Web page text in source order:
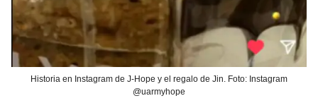
Historia en Instagram de J-Hope y el regalo de Jin. Foto: Instagram
@uarmyhope